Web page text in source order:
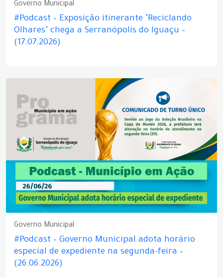
Governo Municipal
#Podcast – Exposição itinerante "Reciclando
Olhares" chega a Serranópolis do Iguaçu –
(17.07.2026)
Governo Municipal
#Podcast – Governo Municipal adota horário
especial de expediente na segunda-feira –
(26.06.2026)